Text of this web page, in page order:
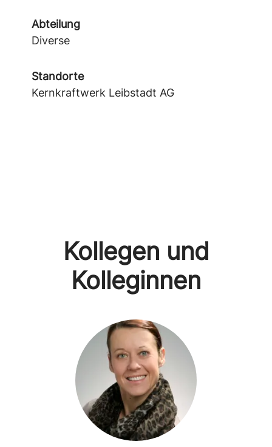
Abteilung
Diverse
Standorte
Kernkraftwerk Leibstadt AG
Kollegen und
Kolleginnen